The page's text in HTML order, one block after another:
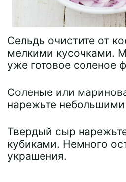
Сельдь очистите от
мелкими кусочками.
уже готовое соленое
Соленые или
нарежьте
Твердый сыр
кубиками. Немного
украшения.